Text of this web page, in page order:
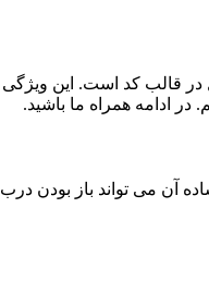
قالب کد است. این ویژگی
ادامه همراه ما باشید.
آن می تواند باز بودن درب